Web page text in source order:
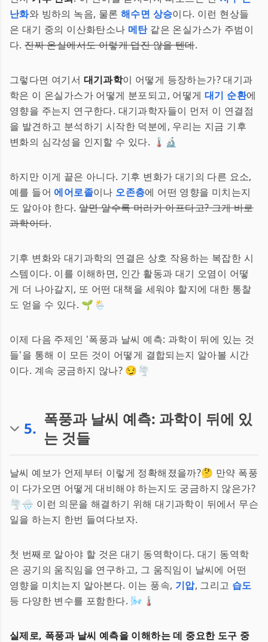
난화와 빙하의 녹음, 물론해수면 상승이다. 이런 현상들
은 대기 중의 이산화탄소나 메탄같은 온실가스가 주범이
다.진짜 온실에서도 이렇게 덥진 않을 텐데.
그렇다면 여기서 대기과학이 어떻게 등장하는가? 대기과
학은 이 온실가스가 어떻게 분포되고, 어떻게 대기 순환에
영향을 주는지 연구한다. 대기과학자들이 먼저 이 연결점
을 발견하고 분석하기 시작한 덕분에, 우리는 지금 기후
변화의 심각성을 인지할 수 있다. 🌡️🔬
하지만 이게 끝은 아니다. 기후 변화가 대기의 다른 요소,
예를 들어 에어로졸이나 오존층에 어떤 영향을 미치는지
도 알아야 한다. 알면 알수록 머리가 아프다고? 그게 바로
과학이다.
기후 변화와 대기과학의 연결은 상호 작용하는 복잡한 시
스템이다. 이를 이해하면, 인간 활동과 대기 오염이 어떻
게 더 나아갈지, 또 어떤 대책을 세워야 할지에 대한 통찰
도 얻을 수 있다. 🌱🌦️
이제 다음 주제인 '폭풍과 날씨 예측: 과학이 뒤에 있는 것
들'을 통해 이 모든 것이 어떻게 결합되는지 알아볼 시간
이다. 계속 궁금하지 않나? 😏🌪️
5. 폭풍과 날씨 예측: 과학이 뒤에 있
는 것들
날씨 예보가 언제부터 이렇게 정확해졌을까?🤔 만약 폭풍
이 다가오면 어떻게 대비해야 하는지도 궁금하지 않은가?
🌪️🌧️ 이런 의문을 해결하기 위해 대기과학이 뒤에서 무슨
일을 하는지 한번 들여다보자.
첫 번째로 알아야 할 것은 대기 동역학이다. 대기 동역학
은 공기의 움직임을 연구하고, 그 움직임이 날씨에 어떤
영향을 미치는지 알아본다. 이는 풍속, 기압, 그리고 습도
등 다양한 변수를 포함한다. 🌬️🌡️
실제로, 폭풍과 날씨 예측을 이해하는 데 중요한 도구 중